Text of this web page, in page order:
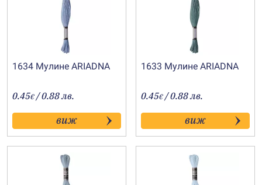
1634 Мулине АRIADNA
0.45€ / 0.88 лв.
виж
1633 Мулине АRIADNA
0.45€ / 0.88 лв.
виж